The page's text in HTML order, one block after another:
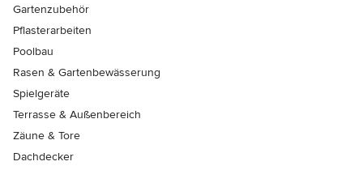
Gartenzubehör
Pflasterarbeiten
Poolbau
Rasen & Gartenbewässerung
Spielgeräte
Terrasse & Außenbereich
Zäune & Tore
Dachdecker